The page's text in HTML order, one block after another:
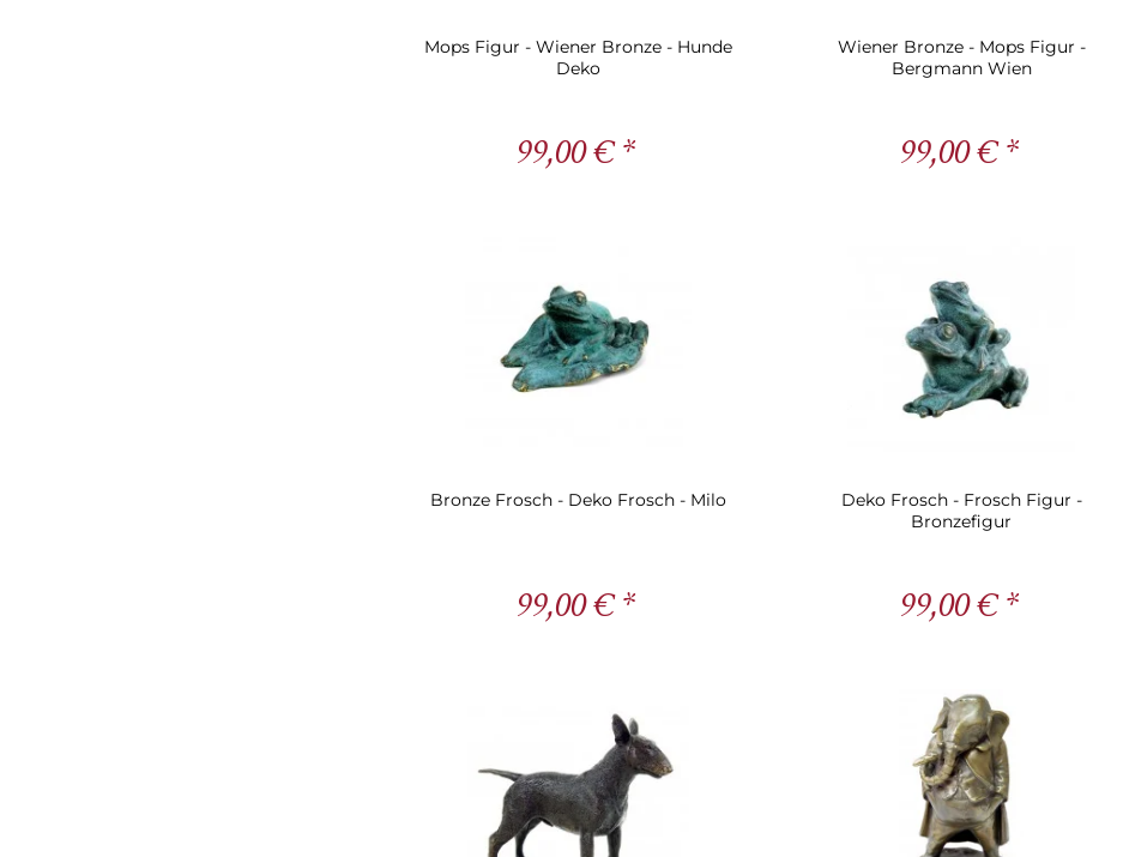
Mops Figur - Wiener Bronze - Hunde
Deko
99,00 € *
Wiener Bronze - Mops Figur -
Bergmann Wien
99,00 € *
Bronze Frosch - Deko Frosch - Milo
99,00 € *
Deko Frosch - Frosch Figur -
Bronzefigur
99,00 € *